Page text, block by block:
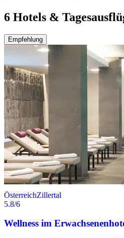
6 Hotels &
Empfehlung
ÖsterreichZillertal
5.8/6
Wellness im